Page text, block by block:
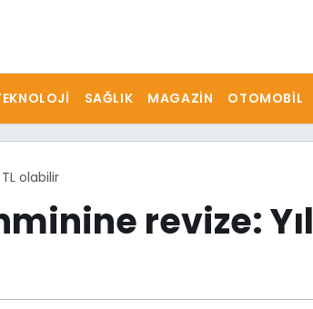
SAĞLIK MAGAZIN OTOMOBIL
olabilir
revize: Yıl